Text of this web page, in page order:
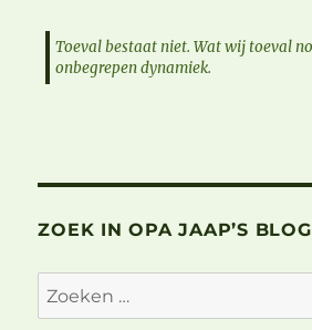
Toeval bestaat niet. Wat wij toeval
onbegrepen dynamiek.
ZOEK IN OPA JAAP’S BLOG
Zoeken
naar: